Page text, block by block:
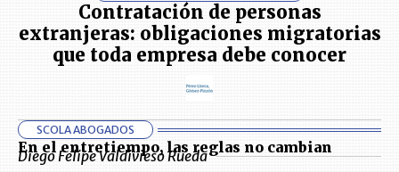
Contratación de personas
extranjeras: obligaciones migratorias
que toda empresa debe conocer
SCOLA ABOGADOS
En el entretiempo, las reglas no cambian
Diego Felipe Valdivieso Rueda